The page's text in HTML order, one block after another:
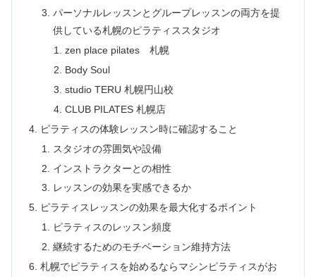
パーソナルレッスンとグループレッスンの両方を提
供している札幌のピラティススタジオ
zen place pilates 札幌
Body Soul
studio TERU 札幌円山校
CLUB PILATES 札幌店
ピラティスの体験レッスン時に確認すること
スタジオの雰囲気や設備
インストラクターとの相性
レッスンの効果を実感できるか
ピラティスレッスンの効果を最大化するポイント
ピラティスのレッスン頻度
継続するためのモチベーション維持方法
札幌でピラティスを始めるならマシンピラティスがお